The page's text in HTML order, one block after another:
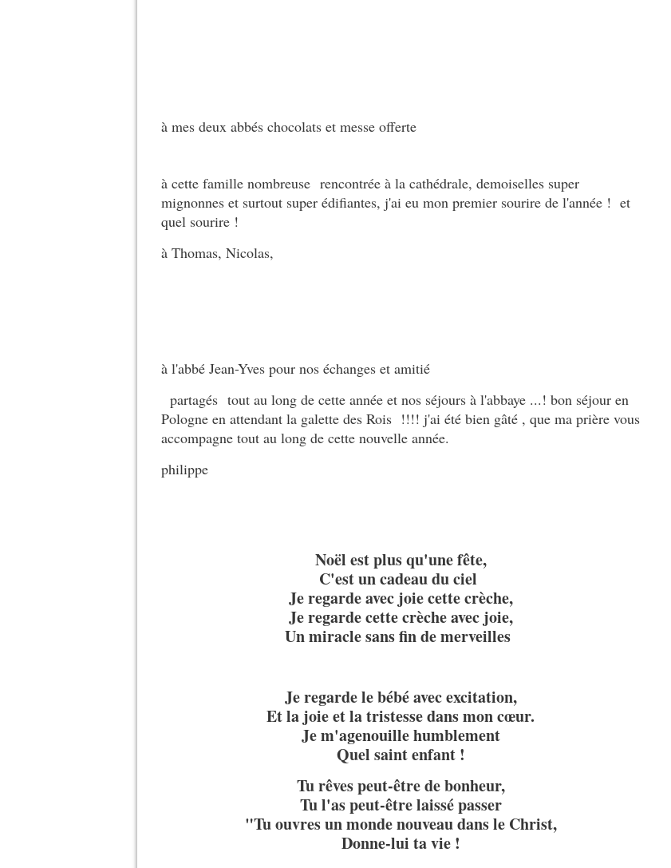
à mes deux abbés chocolats et messe offerte
à cette famille nombreuse rencontrée à la cathédrale, demoiselles super
mignonnes et surtout super édifiantes, j'ai eu mon premier sourire de l'année ! et
quel sourire !
à Thomas, Nicolas,
à l'abbé Jean-Yves pour nos échanges et amitié
partagés tout au long de cette année et nos séjours à l'abbaye ...! bon séjour en
Pologne en attendant la galette des Rois !!!! j'ai été bien gâté , que ma prière vous
accompagne tout au long de cette nouvelle année.
philippe
Noël est plus qu'une fête,
C'est un cadeau du ciel
Je regarde avec joie cette crèche,
Je regarde cette crèche avec joie,
Un miracle sans fin de merveilles
Je regarde le bébé avec excitation,
Et la joie et la tristesse dans mon cœur.
Je m'agenouille humblement
Quel saint enfant !
Tu rêves peut-être de bonheur,
Tu l'as peut-être laissé passer
"Tu ouvres un monde nouveau dans le Christ,
Donne-lui ta vie !